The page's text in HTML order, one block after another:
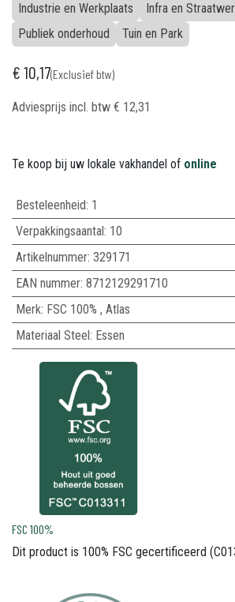
Industrie en Werkplaats
Infra en
Publiek onderhoud
Tuin en Park
€10,17(Exclusief btw)
Adviesprijs incl. btw € 12,31
Te koop bij uw lokale vakhandel of online
Besteleenheid: 1
Verpakkingsaantal: 10
Artikelnummer: 329171
EAN nummer: 8712129291710
Merk: FSC 100% , Atlas
Materiaal Steel: Essen
FSC 100%
Dit product is 100% FSC gecertificeerd